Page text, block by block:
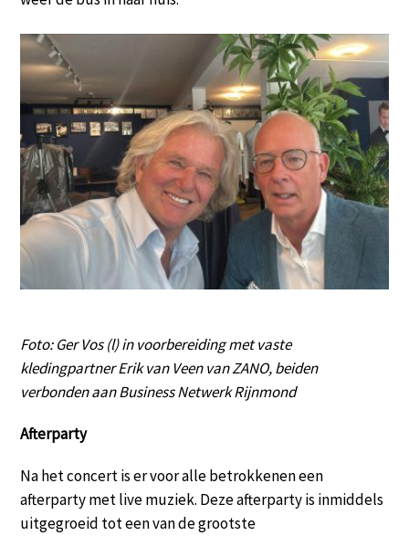
Foto: Ger Vos (l) in voorbereiding met vaste
kledingpartner Erik van Veen van ZANO, beiden
verbonden aan Business Netwerk Rijnmond
Afterparty
Na het concert is er voor alle betrokkenen een
afterparty met live muziek. Deze afterparty is inmiddels
uitgegroeid tot een van de grootste